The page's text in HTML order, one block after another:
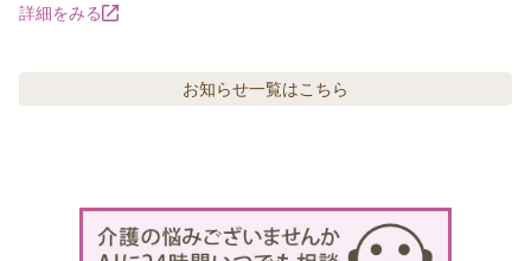
詳細をみる
お知らせ一覧はこちら